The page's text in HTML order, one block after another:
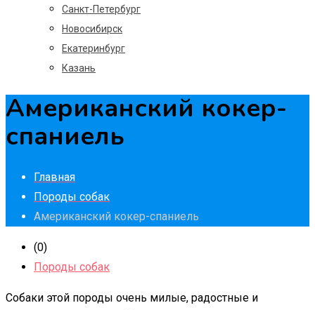
Санкт-Петербург
Новосибирск
Екатеринбург
Казань
Американский кокер-
спаниель
Главная
Породы собак
Американский кокер-спаниель
(0)
Породы собак
Собаки этой породы очень милые, радостные и